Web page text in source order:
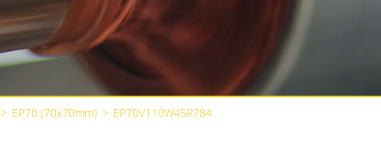
> EP70 (70x70mm) > EP70V110W45R784